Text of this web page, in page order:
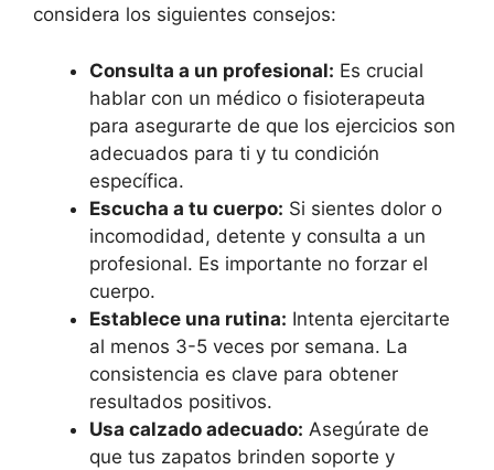
considera los siguientes consejos:
Consulta a un profesional: Es crucial
hablar con un médico o fisioterapeuta
para asegurarte de que los ejercicios son
adecuados para ti y tu condición
específica.
Escucha a tu cuerpo: Si sientes dolor o
incomodidad, detente y consulta a un
profesional. Es importante no forzar el
cuerpo.
Establece una rutina: Intenta ejercitarte
al menos 3-5 veces por semana. La
consistencia es clave para obtener
resultados positivos.
Usa calzado adecuado: Asegúrate de
que tus zapatos brinden soporte y